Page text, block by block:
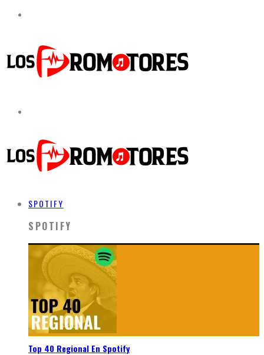
SPOTIFY
SPOTIFY
Top 40 Regional En Spotify